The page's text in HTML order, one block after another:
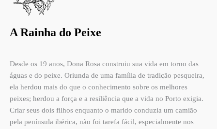
A Rainha do Peixe
Desde os 19 anos, Dona Rosa construiu sua vida em torno das
águas e do peixe. Oriunda de uma família de tradição pesqueira,
ela herdou mais do que o conhecimento sobre os melhores
peixes; herdou a força e a resiliência que a vida no Porto exigia.
Criar seus dois filhos enquanto o marido conduzia um camião
pela península ibérica, não foi tarefa fácil, especialmente nos